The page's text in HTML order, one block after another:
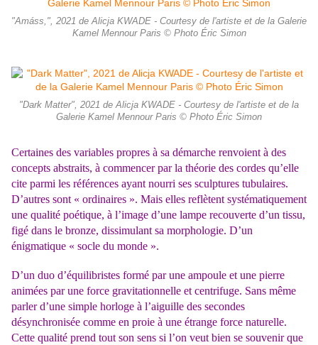
"Amáss,", 2021 de Alicja KWADE - Courtesy de l'artiste et de la Galerie
Kamel Mennour Paris © Photo Éric Simon
"Dark Matter", 2021 de Alicja KWADE - Courtesy de l'artiste et de la
Galerie Kamel Mennour Paris © Photo Éric Simon
Certaines des variables propres à sa démarche renvoient à des
concepts abstraits, à commencer par la théorie des cordes qu’elle
cite parmi les références ayant nourri ses sculptures tubulaires.
D’autres sont « ordinaires ». Mais elles reflètent systématiquement
une qualité poétique, à l’image d’une lampe recouverte d’un tissu,
figé dans le bronze, dissimulant sa morphologie. D’un
énigmatique « socle du monde ».
D’un duo d’équilibristes formé par une ampoule et une pierre
animées par une force gravitationnelle et centrifuge. Sans même
parler d’une simple horloge à l’aiguille des secondes
désynchronisée comme en proie à une étrange force naturelle.
Cette qualité prend tout son sens si l’on veut bien se souvenir que